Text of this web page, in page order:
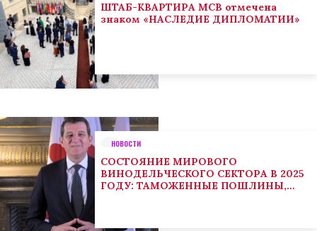
ШТАБ-КВАРТИРА МСВ отмечена
знаком «НАСЛЕДИЕ ДИПЛОМАТИИ»
НОВОСТИ
СОСТОЯНИЕ МИРОВОГО
ВИНОДЕЛЬЧЕСКОГО СЕКТОРА В 2025
ГОДУ: ТАМОЖЕННЫЕ ПОШЛИНЫ,